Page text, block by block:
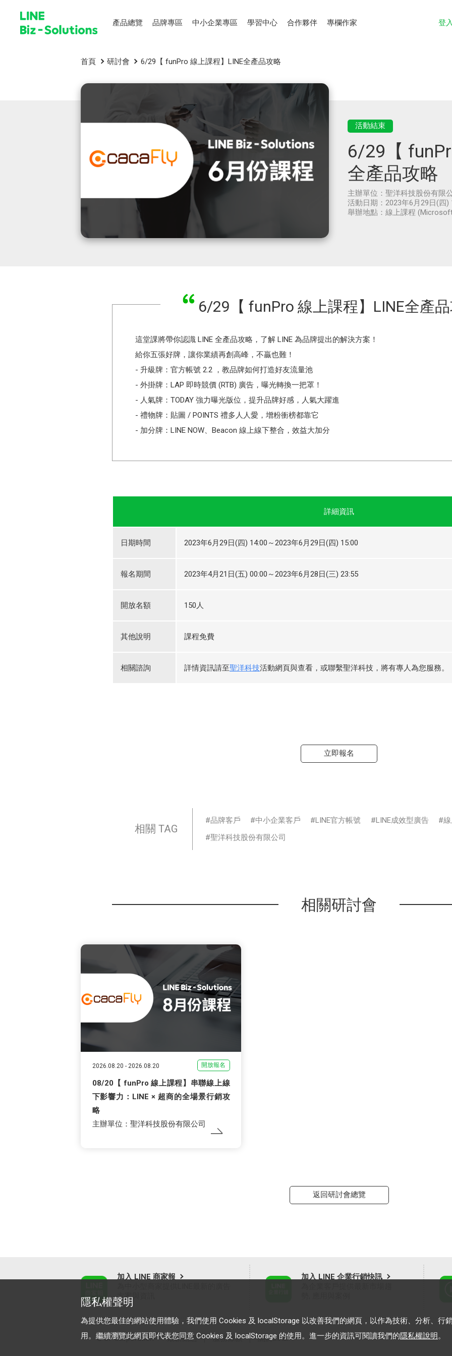
產品總覽 品牌專區 中小企業專區 學習中心 合作夥伴 專欄作家 登
首頁 研討會 6/29【 funPro 線上課程】LINE全產品攻略
活動結束
6/29【
全產品攻略
主辦單位：聖洋科技股份有限
活動日期： 2023年6月29日(四)
舉辦地點：線上課程
6/29【 funPro 線上課程】LINE全產
這堂課將帶你認識 LINE 全產品攻略，了解 LINE 為品牌提出的解決方案！
給你五張好牌，讓你業績再創高峰，不贏也難！
- 升級牌：官方帳號 2.2 ，教品牌如何打造好友流量池
- 外掛牌：LAP 即時競價 (RTB) 廣告，曝光轉換一把罩！
- 人氣牌：TODAY 強力曝光版位，提升品牌好感，人氣大躍進
- 禮物牌：貼圖 / POINTS 禮多人人愛，增粉衝榜都靠它
- 加分牌：LINE NOW、Beacon 線上線下整合，效益大加分
詳細資訊
日期時間 2023年6月29日(四) 14:00～2023年6月29日(四) 15:00
報名期間 2023年4月21日(五) 00:00～2023年6月28日(三) 23:55
開放名額 150人
其他說明 課程免費
相關諮詢 詳情資訊請至聖洋科技活動網頁與查看，或聯繫聖洋科技，將有專人為您服務。
立即報名
相關 TAG
品牌客戶 中小企業客戶 LINE官方帳號 LINE成效型廣告
聖洋科技股份有限公司
相關研討會
2026.08.20 - 2026.08.20 開放報名
08/20【 funPro 線上課程】串聯線上線
下影響力：LINE × 超商的全場景行銷攻
略
主辦單位：聖洋科技股份有限公司
返回研討會總覽
加入 LINE 商家報
方案與資訊
加入 LINE 企業行銷快訊
© LY Corporation 最新動態 ｜ 服務條款 ｜ 關於LINE
隱私權聲明
為提供您最佳的網站使用體驗，我們使用 Cookies 及 localStorage 以改善我們的網頁，以作為技術、分析、行
用。繼續瀏覽此網頁即代表您同意 Cookies 及 localStorage 的使用。進一步的資訊可閱讀我們的隱私權說明。